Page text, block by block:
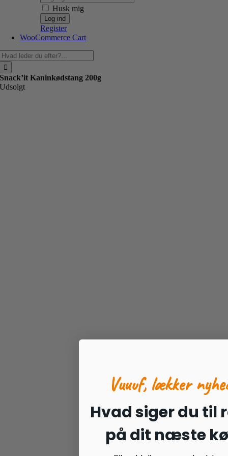
Husk mig
Register
WooCommerce Cart
Snack’it Kaninkødstang 200g
Udsolgt
Vuuuf, lækker
Hvad siger du til
på dit næste